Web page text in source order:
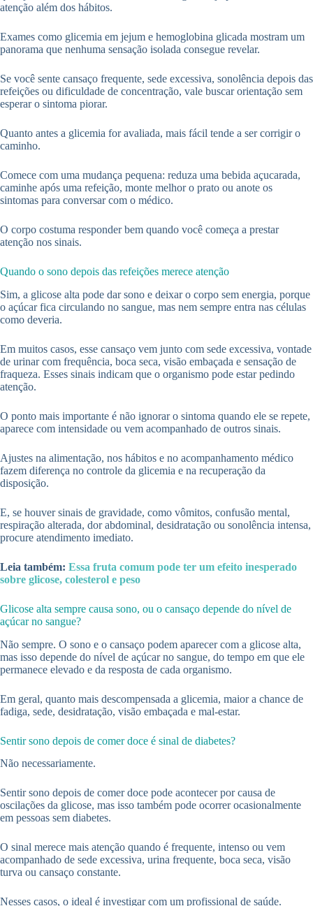
atenção além dos hábitos.
Exames como glicemia em jejum e hemoglobina glicada mostram um
panorama que nenhuma sensação isolada consegue revelar.
Se você sente cansaço frequente, sede excessiva, sonolência depois das
refeições ou dificuldade de concentração, vale buscar orientação sem
esperar o sintoma piorar.
Quanto antes a glicemia for avaliada, mais fácil tende a ser corrigir o
caminho.
Comece com uma mudança pequena: reduza uma bebida açucarada,
caminhe após uma refeição, monte melhor o prato ou anote os
sintomas para conversar com o médico.
O corpo costuma responder bem quando você começa a prestar
atenção nos sinais.
Quando o sono depois das refeições merece atenção
Sim, a glicose alta pode dar sono e deixar o corpo sem energia, porque
o açúcar fica circulando no sangue, mas nem sempre entra nas células
como deveria.
Em muitos casos, esse cansaço vem junto com sede excessiva, vontade
de urinar com frequência, boca seca, visão embaçada e sensação de
fraqueza. Esses sinais indicam que o organismo pode estar pedindo
atenção.
O ponto mais importante é não ignorar o sintoma quando ele se repete,
aparece com intensidade ou vem acompanhado de outros sinais.
Ajustes na alimentação, nos hábitos e no acompanhamento médico
fazem diferença no controle da glicemia e na recuperação da
disposição.
E, se houver sinais de gravidade, como vômitos, confusão mental,
respiração alterada, dor abdominal, desidratação ou sonolência intensa,
procure atendimento imediato.
Leia também: Essa fruta comum pode ter um efeito inesperado
sobre glicose, colesterol e peso
Glicose alta sempre causa sono, ou o cansaço depende do nível de
açúcar no sangue?
Não sempre. O sono e o cansaço podem aparecer com a glicose alta,
mas isso depende do nível de açúcar no sangue, do tempo em que ele
permanece elevado e da resposta de cada organismo.
Em geral, quanto mais descompensada a glicemia, maior a chance de
fadiga, sede, desidratação, visão embaçada e mal-estar.
Sentir sono depois de comer doce é sinal de diabetes?
Não necessariamente.
Sentir sono depois de comer doce pode acontecer por causa de
oscilações da glicose, mas isso também pode ocorrer ocasionalmente
em pessoas sem diabetes.
O sinal merece mais atenção quando é frequente, intenso ou vem
acompanhado de sede excessiva, urina frequente, boca seca, visão
turva ou cansaço constante.
Nesses casos, o ideal é investigar com um profissional de saúde.